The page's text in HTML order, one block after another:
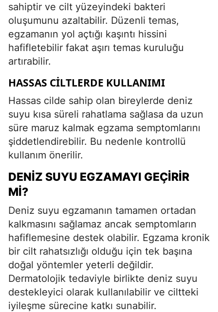
sahiptir ve cilt yüzeyindeki bakteri
oluşumunu azaltabilir. Düzenli temas,
egzamanın yol açtığı kaşıntı hissini
hafifletebilir fakat aşırı temas kuruluğu
artırabilir.
HASSAS CILTLERDE KULLANIMI
Hassas cilde sahip olan bireylerde deniz
suyu kısa süreli rahatlama sağlasa da uzun
süre maruz kalmak egzama semptomlarını
şiddetlendirebilir. Bu nedenle kontrollü
kullanım önerilir.
DENIZ SUYU EGZAMAYI GEÇIRIR
MI?
Deniz suyu egzamanın tamamen ortadan
kalkmasını sağlamaz ancak semptomların
hafiflemesine destek olabilir. Egzama kronik
bir cilt rahatsızlığı olduğu için tek başına
doğal yöntemler yeterli değildir.
Dermatolojik tedaviyle birlikte deniz suyu
destekleyici olarak kullanılabilir ve ciltteki
iyileşme sürecine katkı sunabilir.